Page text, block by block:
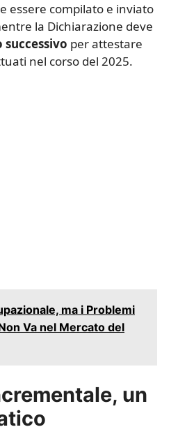
essere compilato e inviato
la Dichiarazione deve
successivo per attestare
nel corso del 2025.
ma i Problemi
Va nel Mercato del
un